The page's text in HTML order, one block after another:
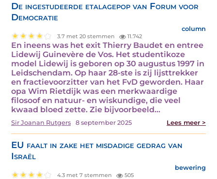
De ingestudeerde etalagepop van Forum voor
Democratie
column
3.7 met 20 stemmen 11.742
En ineens was het exit Thierry Baudet en entree
Lidewij Guinevère de Vos. Het studentikoze
model Lidewij is geboren op 30 augustus 1997 in
Leidschendam. Op haar 28-ste is zij lijsttrekker
en fractievoorzitter van het FvD geworden. Haar
opa Wim Rietdijk was een merkwaardige
filosoof en natuur- en wiskundige, die veel
kwaad bloed zette. Zie bijvoorbeeld…
Sir Joanan Rutgers 8 september 2025 Lees meer >
EU faalt in zake het misdadige gedrag van
Israël
bewering
4.3 met 7 stemmen 505